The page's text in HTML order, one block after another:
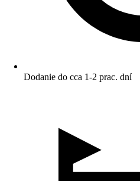
Dodanie do cca 1-2 prac. dní